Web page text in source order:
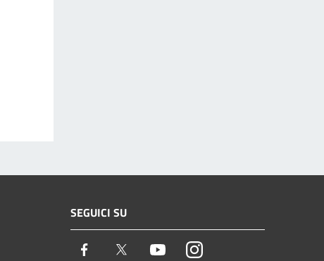
SEGUICI SU
Facebook Twitter YoutubeInstagram